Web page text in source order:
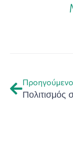
Προηγούμενο